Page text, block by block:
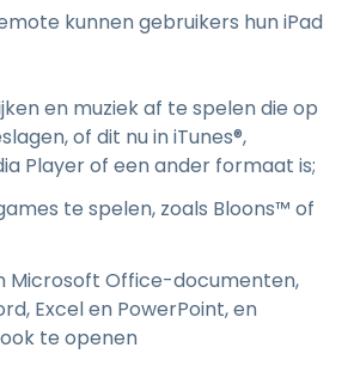
kunnen gebruikers hun iPad
en muziek af te spelen die op
of dit nu in iTunes®,
Player of een ander formaat is;
te spelen, zoals Bloons™ of
Microsoft Office-documenten,
Excel en PowerPoint, en
te openen